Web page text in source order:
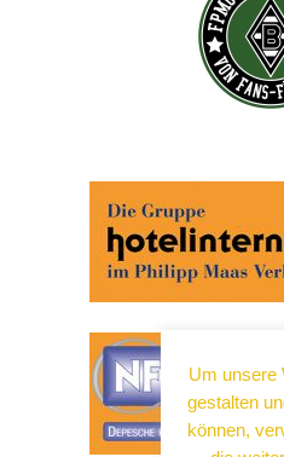
Abonnieren Sie jetzt
Wenn Sie noch mehr
vertiefende Infos zu
Entwicklungen, Kulinarik,
Um unsere
gestalten
können,